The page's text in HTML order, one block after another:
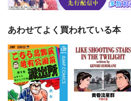
あわせてよく買われている本